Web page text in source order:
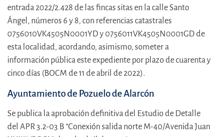
entrada 2022/2.428 de las fincas sitas en la calle Santo
Ángel, números 6 y 8, con referencias catastrales
0756010VK4505N0001YD y 0756011VK4505N0001GD de
esta localidad, acordando, asimismo, someter a
información pública este expediente por plazo de cuarenta y
cinco días (BOCM de 11 de abril de 2022).
Ayuntamiento de Pozuelo de Alarcón
Se publica la aprobación definitiva del Estudio de Detalle
del APR 3.2-03 B “Conexión salida norte M-40/Avenida Juan